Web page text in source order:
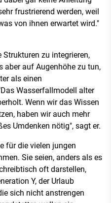
frustrierend werden, weil
von ihnen erwartet wird."
zu integrieren,
aber auf Augenhöhe zu tun,
als einen
Wasserfallmodell alter
Wenn wir das Wissen
haben wir auch mehr
Umdenken nötig", sagt er.
für die vielen jungen
Sie seien, anders als es
oft darstellen,
Y, der Urlaub
sich nicht anstrengen